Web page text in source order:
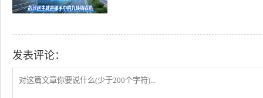
发表评论：